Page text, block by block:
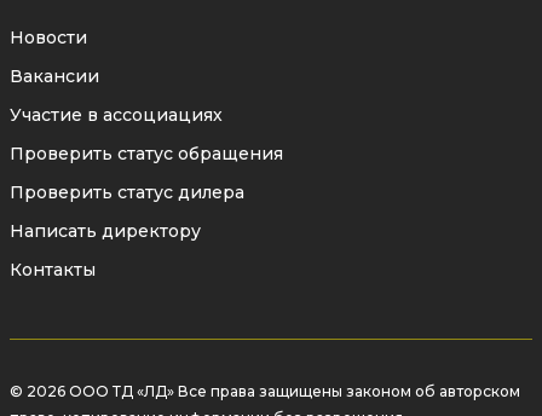
Новости
Вакансии
Участие в ассоциациях
Проверить статус обращения
Проверить статус дилера
Написать директору
Контакты
© 2026 ООО ТД «ЛД» Все права защищены законом об авторском